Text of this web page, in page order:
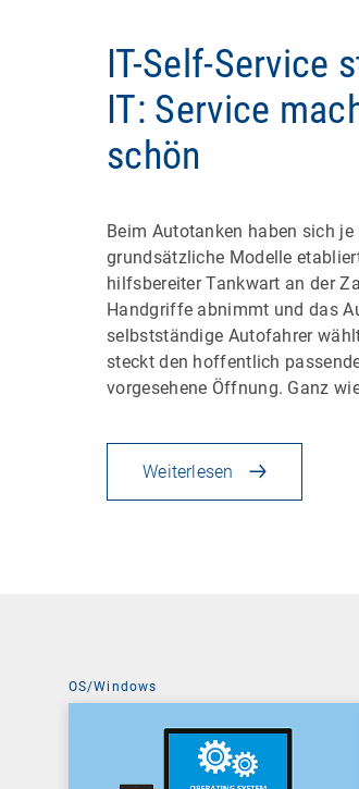
IT-Self-Service
IT: Service
schön
Beim Autotanken haben sich
grundsätzliche Modelle
hilfsbereiter Tankwart an der
Handgriffe abnimmt und das
selbstständige Autofahrer
steckt den hoffentlich
vorgesehene Öffnung. Ganz
Weiterlesen
OS/Windows